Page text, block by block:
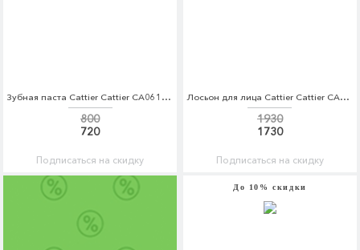
Зубная паста Cattier Cattier CA061LWFUP74
800
720
Подписаться на скидку
Лосьон для лица Cattier Cattier CA061LWFLK68
1930
1730
Подписаться на скидку
До 10% скидки